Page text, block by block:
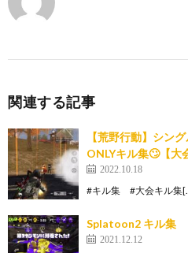
関連する記事
【荒野行動】シン
ONLYキル集🙄【大
2022.10.18
#キル集 #大会キル集
Splatoon2 キル集
2021.12.12